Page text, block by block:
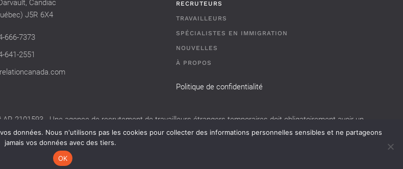
Candiac
J5R 6X4
666-7373
641-2551
RECRUTEURS
TRAVAILLEURS
SPÉCIALISTES EN IMMIGRATION
NOUVELLES
À PROPOS
Politique de confidentialité
2101593 - Une agence de recrutement de travailleurs étrangers temporaires doit obligatoirement avoir un
CNESST pour exercer ses activités au Québec.
données. Nous n'utilisons pas les cookies pour collecter des informations personnelles sensibles et ne partageons
jamais vos données avec des tiers.
OK